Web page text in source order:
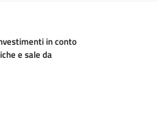
in conto
e sale da